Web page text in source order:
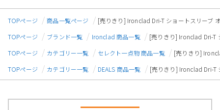
TOPページ 商品一覧ページ
[売りきり] Ironclad Dri-T ショートスリーブ
TOPページ
ブランド一覧 Ironclad 商品一覧
[売りきり] Ironclad Dri-T
TOPページ
カテゴリー一覧 セレクト一点物 商品一覧
[売りきり]
TOPページ
カテゴリー一覧 DEALS 商品一覧 [売りきり] Ironclad Dri-T